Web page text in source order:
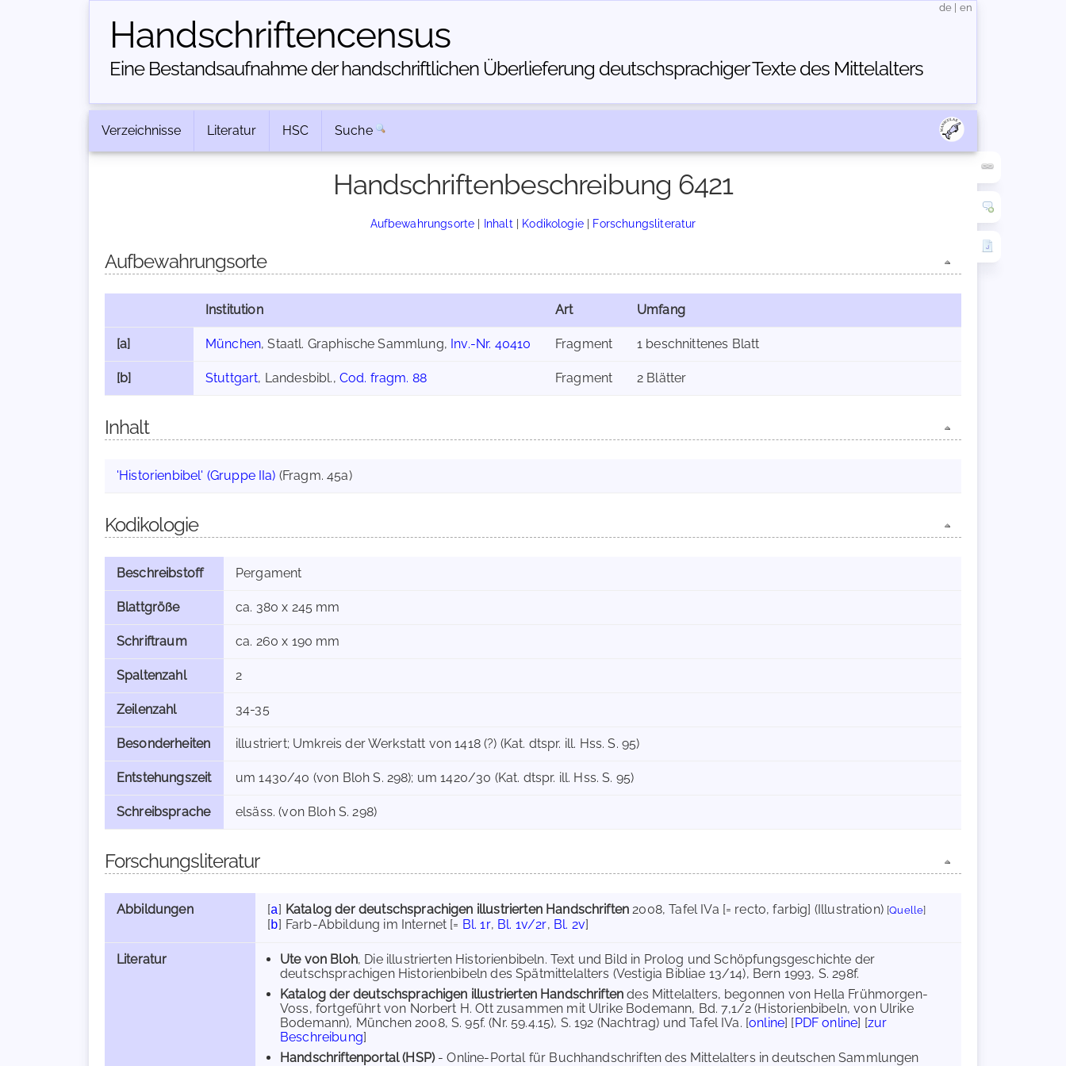
Handschriften­census
Eine Bestandsaufnahme der handschriftlichen Über­lieferung deutschsprachiger Texte des Mittelalters
de en
Verzeichnisse Literatur HSC Suche
Handschriftenbeschreibung 6421
Aufbewahrungsorte | Inhalt | Kodikologie| Forschungsliteratur
Aufbewahrungsorte
Institution Art Umfang
[a] München, Staatl. Graphische Sammlung, Inv.-Nr. 40410 Fragment 1 beschnittenes Blatt
[b] Stuttgart, Landesbibl., Cod. fragm. 88 Fragment 2 Blätter
Inhalt
'Historienbibel' (Gruppe IIa) (Fragm. 45a)
Kodikologie
Beschreibstoff Pergament
Blattgröße ca. 380 x 245 mm
Schriftraum ca. 260 x 190 mm
Spaltenzahl 2
Zeilenzahl 34-35
Besonderheiten illustriert; Umkreis der Werkstatt von 1418 (?) (Kat. dtspr. ill. Hss. S. 95)
Entstehungszeit um 1430/40 (von Bloh S. 298); um 1420/30 (Kat. dtspr. ill. Hss. S. 95)
Schreibsprache elsäss. (von Bloh S. 298)
Forschungsliteratur
Abbildungen [a] Katalog der deutschsprachigen illustrierten Handschriften 2008, Tafel IVa [= recto, farbig] (Illustration) [Quelle]
[b] Farb-Abbildung im Internet [= Bl. 1r, Bl. 1v/2r, Bl. 2v]
Literatur Ute von Bloh, Die illustrierten Historienbibeln. Text und Bild in Prolog und Schöpfungsgeschichte der
deutschsprachigen Historienbibeln des Spätmittelalters (Vestigia Bibliae 13/14), Bern 1993, S. 298f.
Katalog der deutschsprachigen illustrierten Handschriften des Mittelalters, begonnen von Hella Frühmorgen-
Voss, fortgeführt von Norbert H. Ott zusammen mit Ulrike Bodemann, Bd. 7,1/2 (Historienbibeln, von Ulrike
Bodemann), München 2008, S. 95f. (Nr. 59.4.15), S. 192 (Nachtrag) und Tafel IVa. [online] [PDF online] [zur
Beschreibung]
Handschriftenportal (HSP)- Online-Portal für Buchhandschriften des Mittelalters in deutschen Sammlungen